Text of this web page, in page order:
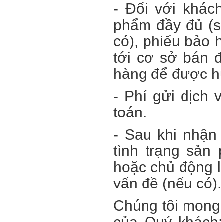
- Đối với
phẩm đầy đủ
có), phiếu bảo
tới cơ sở bán
hàng để được
- Phí gửi dịch
toán.
- Sau khi
tình trạng sản
hoặc chủ động
vấn đề (nếu có).
Chúng tôi